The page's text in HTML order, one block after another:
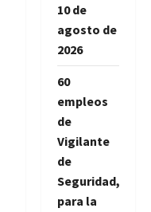
10 de
agosto de
2026
60
empleos
de
Vigilante
de
Seguridad,
para la